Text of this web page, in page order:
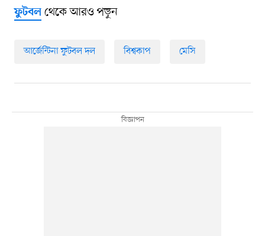
ফুটবলথেকে আরও পড়ুন
আর্জেন্টিনা ফুটবল দল বিশ্বকাপ মেসি